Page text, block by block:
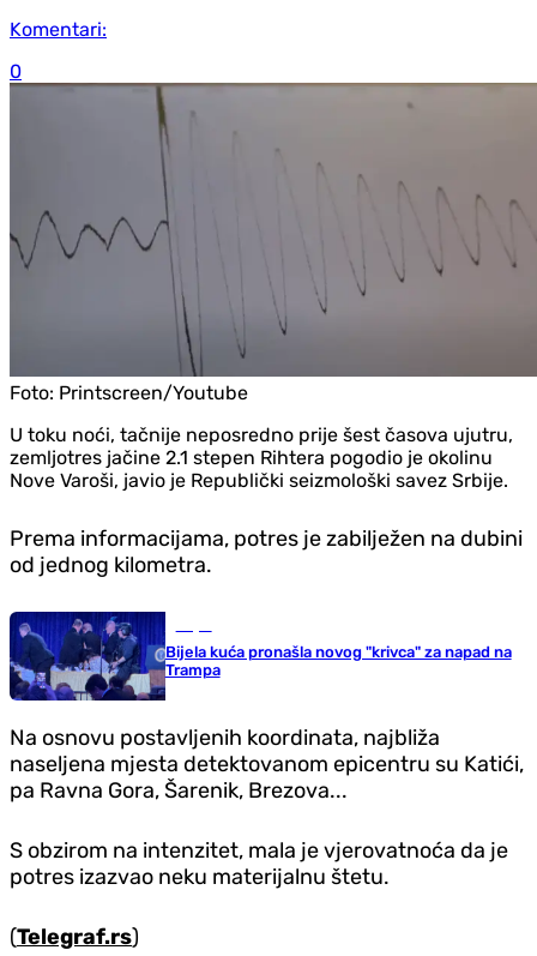
Komentari:
0
Foto: Printscreen/Youtube
U toku noći, tačnije neposredno prije šest časova ujutru,
zemljotres jačine 2.1 stepen Rihtera pogodio je okolinu
Nove Varoši, javio je Republički seizmološki savez Srbije.
Prema informacijama, potres je zabilježen na dubini
od jednog kilometra.
Bijela kuća pronašla novog "krivca" za napad na
Trampa
Na osnovu postavljenih koordinata, najbliža
naseljena mjesta detektovanom epicentru su Katići,
pa Ravna Gora, Šarenik, Brezova...
S obzirom na intenzitet, mala je vjerovatnoća da je
potres izazvao neku materijalnu štetu.
(Telegraf.rs)